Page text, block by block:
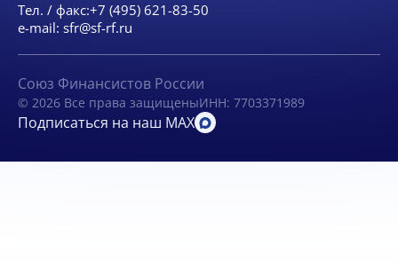
Тел. / факс:+7 (495) 621-83-50
e-mail: sfr@sf-rf.ru
Союз Финансистов России
© 2026 Все права защищеныИНН: 7703371989
Подписаться на наш MAX